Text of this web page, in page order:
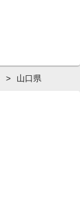
> 山口県